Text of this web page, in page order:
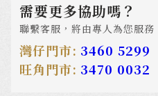
需要更多協助嗎？
聯繫客服，將由專人為您服務
灣仔門市: 3460 5299
旺角門市: 3470 0032